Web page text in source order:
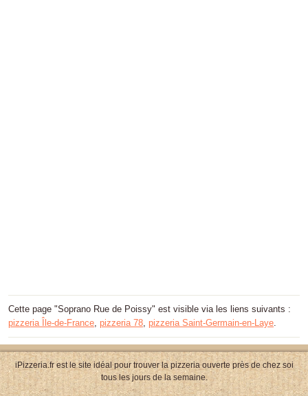
Cette page "Soprano Rue de Poissy" est visible via les liens suivants :
pizzeria Île-de-France, pizzeria 78, pizzeria Saint-Germain-en-Laye.
iPizzeria.fr est le site idéal pour trouver la pizzeria ouverte près de chez soi
tous les jours de la semaine.